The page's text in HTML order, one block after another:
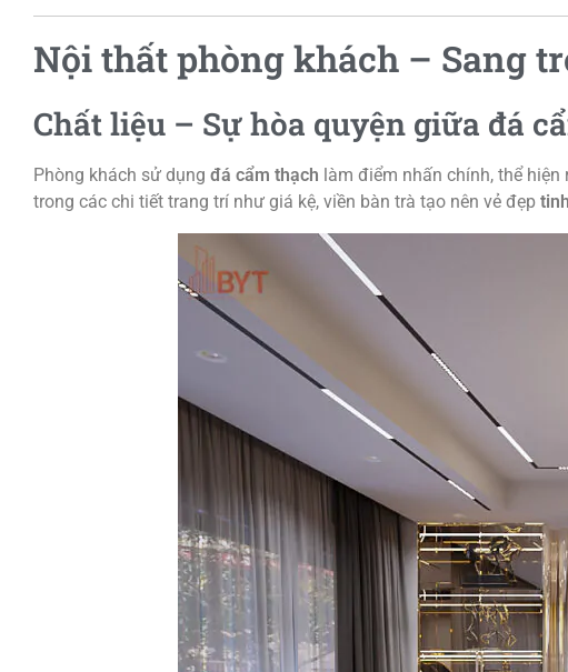
Nội thất phòng khách – Sang
Chất liệu – Sự hòa quyện giữa đá
Phòng khách sử dụng đá cẩm thạch làm điểm nhấn chính, thể
trong các chi tiết trang trí như giá kệ, viền bàn trà tạo nên vẻ đẹp